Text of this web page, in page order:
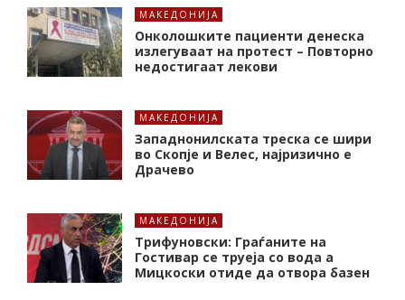
МАКЕДОНИЈА
Онколошките пациенти денеска
излегуваат на протест – Повторно
недостигаат лекови
МАКЕДОНИЈА
Западнонилската треска се шири
во Скопје и Велес, најризично е
Драчево
МАКЕДОНИЈА
Трифуновски: Граѓаните на
Гостивар се труеја со вода а
Мицкоски отиде да отвора базен